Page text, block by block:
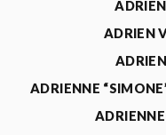
ADRIEN
ADRIENNE